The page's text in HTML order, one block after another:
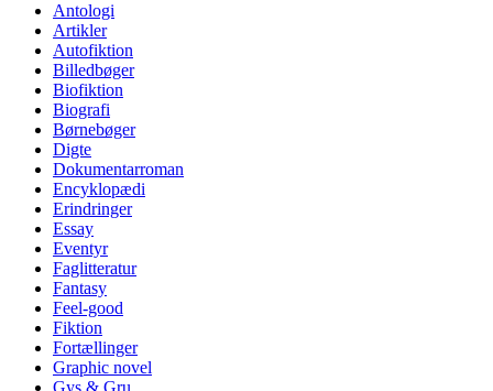
Antologi
Artikler
Autofiktion
Billedbøger
Biofiktion
Biografi
Børnebøger
Digte
Dokumentarroman
Encyklopædi
Erindringer
Essay
Eventyr
Faglitteratur
Fantasy
Feel-good
Fiktion
Fortællinger
Graphic novel